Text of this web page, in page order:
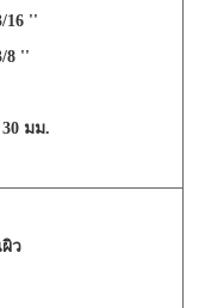
16 ''
8 ''
มม.
ว
อปอล